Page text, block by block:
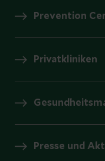
Prevention
Privatkliniken
Presse und